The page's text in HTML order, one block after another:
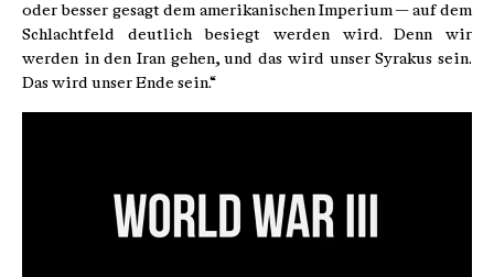
oder besser gesagt dem amerikanischen Imperium — auf dem
Schlachtfeld deutlich besiegt werden wird. Denn wir
werden in den Iran gehen, und das wird unser Syrakus sein.
Das wird unser Ende sein.“